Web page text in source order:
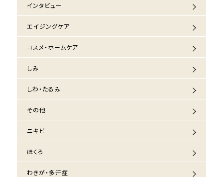
インタビュー
エイジングケア
コスメ・ホームケア
しみ
しわ・たるみ
その他
ニキビ
ほくろ
わきが・多汗症